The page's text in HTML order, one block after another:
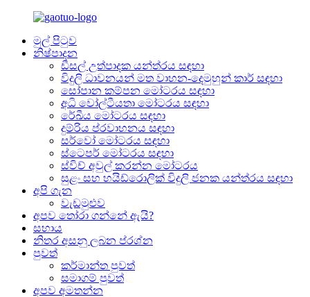
මුල් පිටුව
නිෂ්පාදන
ඩීසල් උත්පාදක යන්ත්රය සඳහා
විදුලි ධාවනයන් මත වාහන-දෙමුහුන් කාර් සඳහා
සෝපාන කම්පන මෝටරය සඳහා
අධි වෝල්ටීයතා මෝටරය සඳහා
රේඛීය මෝටරය සඳහා
දුම්රිය ප්රවාහනය සඳහා
සර්වෝ මෝටරය සඳහා
ස්ටෙපර් මෝටරය සඳහා
ස්විච් අවුල් කරන්න මෝටරය
සුළං සහ හයිඩ්රොලික් විදුලි ජනක යන්ත්රය සඳහා
අපි ගැන
වැඩමුළුව
අපව තෝරා ගන්නේ ඇයි?
සහාය
නිතර අසනු ලබන ප්රශ්න
පුවත්
කර්මාන්ත පුවත්
සමාගම් පුවත්
අපව අමතන්න